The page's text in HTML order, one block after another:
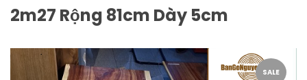
2m27 Rộng 81cm Dày 5cm
SALE